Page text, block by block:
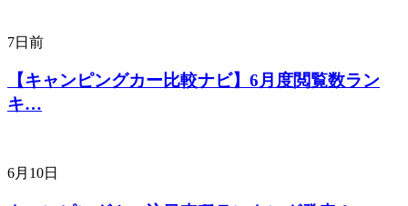
7日前
【キャンピングカー比較ナビ】6月度閲覧数ラン
キ…
6月10日